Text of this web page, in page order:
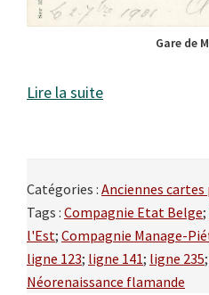
Gare de
Lire la suite
Catégories : Anciennes
Tags : Compagnie Etat Belge;
l'Est; Compagnie Manage-
ligne 123; ligne 141; ligne 235;
Néorenaissance flamande